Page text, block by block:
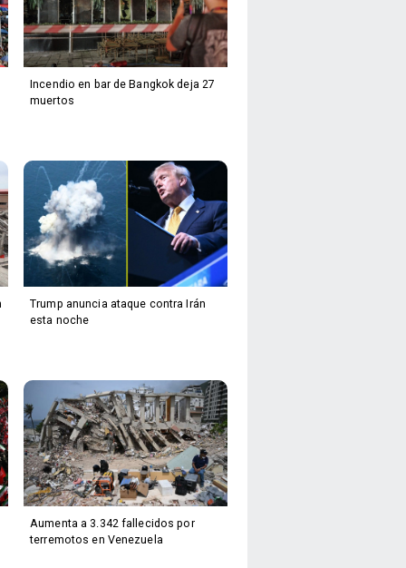
Incendio en bar de Bangkok deja 27
muertos
Trump anuncia ataque contra Irán
esta noche
Aumenta a 3.342 fallecidos por
terremotos en Venezuela